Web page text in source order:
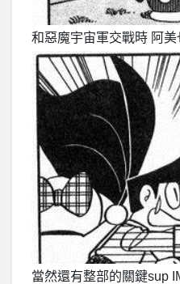
和惡魔宇宙軍交戰時 阿
當然還有整部的關鍵sup